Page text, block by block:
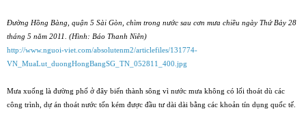
Ðường Hồng Bàng, quận 5 Sài Gòn, chìm trong nước sau cơn mưa chiều ngày Thứ Bảy 28
tháng 5 năm 2011. (Hình: Báo Thanh Niên)
http://www.nguoi-viet.com/absolutenm2/articlefiles/131774-
VN_MuaLut_duongHongBangSG_TN_052811_400.jpg
Mưa xuống là đường phố ở đây biến thành sông vì nước mưa không có lối thoát dù các
công trình, dự án thoát nước tốn kém được đầu tư dài dài bằng các khoản tín dụng quốc tế.